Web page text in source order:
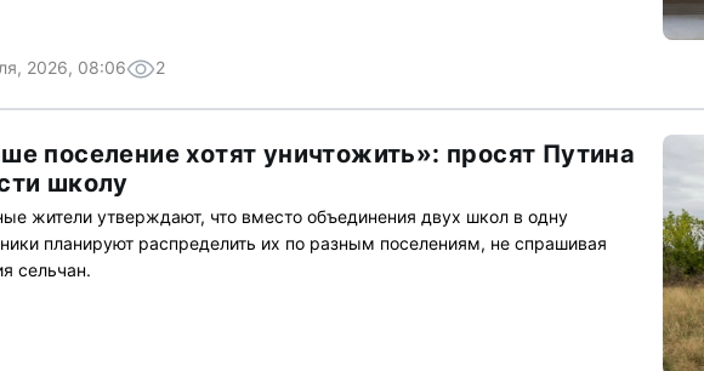
2026, 08:06 2
поселение хотят уничтожить»: просят Путина
школу
жители утверждают, что вместо объединения двух школ в одну
планируют распределить их по разным поселениям, не спрашивая
сельчан.